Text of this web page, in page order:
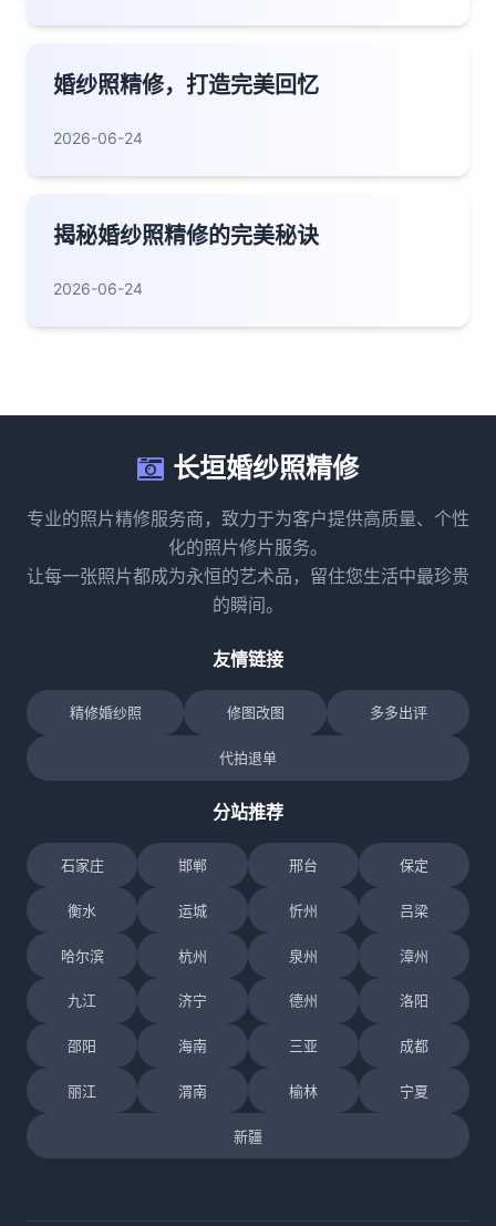
婚纱照精修，打造完美回忆
2026-06-24
揭秘婚纱照精修的完美秘诀
2026-06-24
长垣婚纱照精修
专业的照片精修服务商，致力于为客户提供高质量、个性
化的照片修片服务。
让每一张照片都成为永恒的艺术品，留住您生活中最珍贵
的瞬间。
友情链接
精修婚纱照 修图改图 多多出评
代拍退单
分站推荐
石家庄 邯郸 邢台 保定
衡水 运城 忻州 吕梁
哈尔滨 杭州 泉州 漳州
九江 济宁 德州 洛阳
邵阳 海南 三亚 成都
丽江 渭南 榆林 宁夏
新疆